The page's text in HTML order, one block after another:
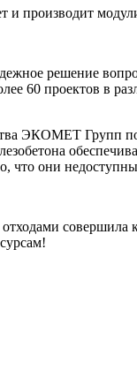
решение
60 проектов в
ЭКОМЕТ Групп
что они
отходами